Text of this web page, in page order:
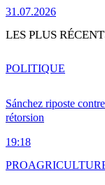
31.07.2026
LES PLUS
Sánchez riposte
rétorsion
19:18
POLITIQUE
PRO